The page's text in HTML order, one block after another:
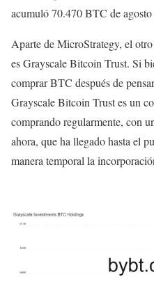
acumuló 70.470 BTC de
Aparte de MicroStrategy, el
es Grayscale Bitcoin Trust. Si
comprar BTC después de
Grayscale Bitcoin Trust es un
comprando regularmente, con
ahora, que ha llegado hasta el
manera temporal la